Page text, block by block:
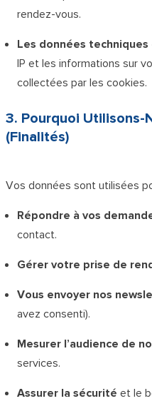
rendez-vous.
Les données
IP et les informations sur
collectées par les cookies.
3. Pourquoi Utilisons-
(Finalités)
Vos données sont utilisées
Répondre à vos
contact.
Gérer votre prise de
Vous envoyer nos
avez consenti).
Mesurer l’audience de
services.
Assurer la sécurité et le